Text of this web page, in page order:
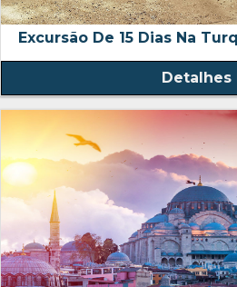
Excursão De 15 Dias Na
Detalhes